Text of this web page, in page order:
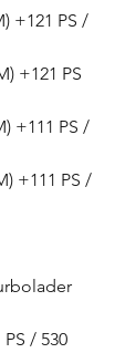
+121 PS /
+121 PS
+111 PS /
+111 PS /
/ 530